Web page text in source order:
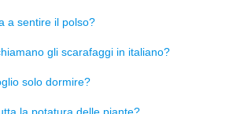
a sentire il polso?
gli scarafaggi in italiano?
solo dormire?
la potatura delle piante?